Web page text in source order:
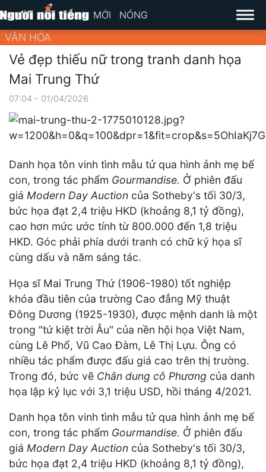
MỚI NÓNG
VĂN HÓA
Vẻ đẹp thiếu nữ trong tranh danh họa
Mai Trung Thứ
07:04 - 01/04/2026
Danh họa tôn vinh tình mẫu tử qua hình ảnh mẹ bế
con, trong tác phẩm Gourmandise. Ở phiên đấu
giá Modern Day Auction của Sotheby's tối 30/3,
bức họa đạt 2,4 triệu HKD (khoảng 8,1 tỷ đồng),
cao hơn mức ước tính từ 800.000 đến 1,8 triệu
HKD. Góc phải phía dưới tranh có chữ ký họa sĩ
cùng dấu và năm sáng tác.
Họa sĩ Mai Trung Thứ (1906-1980) tốt nghiệp
khóa đầu tiên của trường Cao đẳng Mỹ thuật
Đông Dương (1925-1930), được mệnh danh là một
trong "tứ kiệt trời Âu" của nền hội họa Việt Nam,
cùng Lê Phổ, Vũ Cao Đàm, Lê Thị Lựu. Ông có
nhiều tác phẩm được đấu giá cao trên thị trường.
Trong đó, bức vẽ Chân dung cô Phương của danh
họa lập kỷ lục với 3,1 triệu USD, hồi tháng 4/2021.
Danh họa tôn vinh tình mẫu tử qua hình ảnh mẹ bế
con, trong tác phẩm Gourmandise. Ở phiên đấu
giá Modern Day Auction của Sotheby's tối 30/3,
bức họa đạt 2,4 triệu HKD (khoảng 8,1 tỷ đồng),